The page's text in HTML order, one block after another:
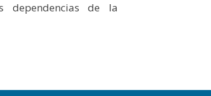
dependencias de la